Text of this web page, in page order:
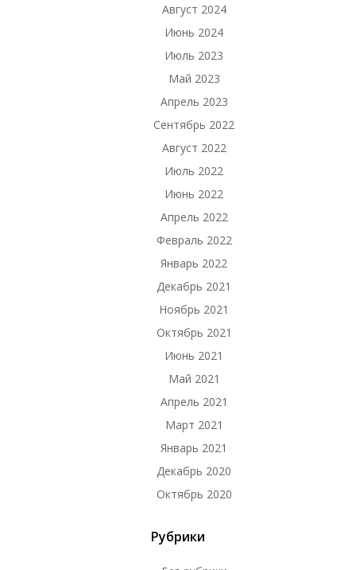
Август 2024
Июнь 2024
Июль 2023
Май 2023
Апрель 2023
Сентябрь 2022
Август 2022
Июль 2022
Июнь 2022
Апрель 2022
Февраль 2022
Январь 2022
Декабрь 2021
Ноябрь 2021
Октябрь 2021
Июнь 2021
Май 2021
Апрель 2021
Март 2021
Январь 2021
Декабрь 2020
Октябрь 2020
Рубрики